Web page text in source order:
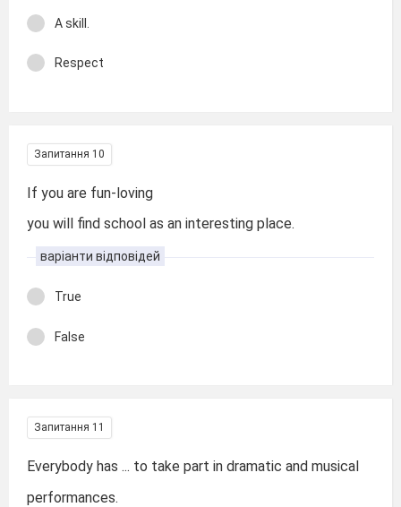
A skill.
Respect
Запитання 10
If you are fun-loving
you will find school as an interesting place.
варіанти відповідей
True
False
Запитання 11
Everybody has ... to take part in dramatic and musical
performances.